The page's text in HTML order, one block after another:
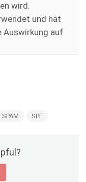
wird.
und hat
Auswirkung auf
SPAM SPF